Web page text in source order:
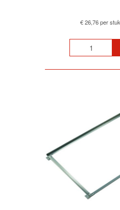
€ 26,76 per stuk